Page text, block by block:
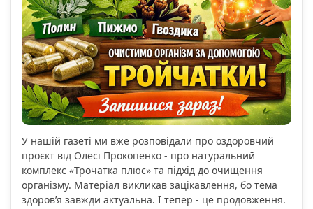
У нашій газеті ми вже розповідали про оздоровчий
проєкт від Олесі Прокопенко - про натуральний
комплекс «Трочатка плюс» та підхід до очищення
організму. Матеріал викликав зацікавлення, бо тема
здоров’я завжди актуальна. І тепер - це продовження.